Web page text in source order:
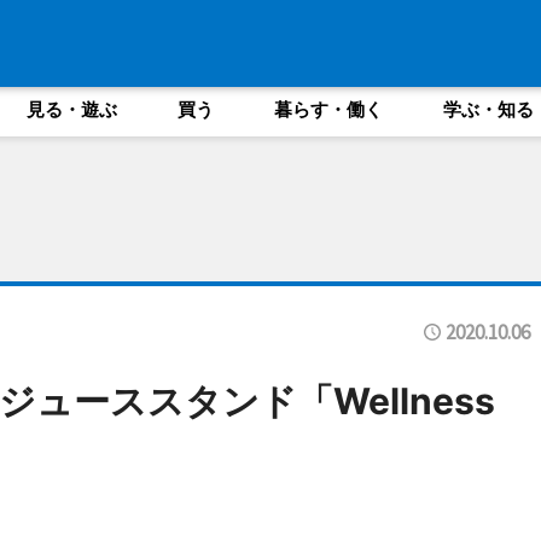
見る・遊ぶ 買う 暮らす・働く 学ぶ・知る
2020.10.06
ューススタンド「Wellness